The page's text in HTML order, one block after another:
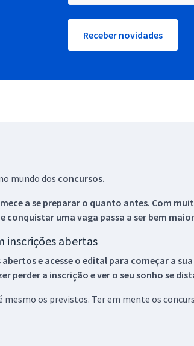
Receber novidades
mundo dos concursos.
a se preparar o quanto antes. Com
conquistar uma vaga passa a ser bem
inscrições abertas
abertos e acesse o edital para começar a
perder a inscrição e ver o seu sonho se
os previstos. Ter em mente os